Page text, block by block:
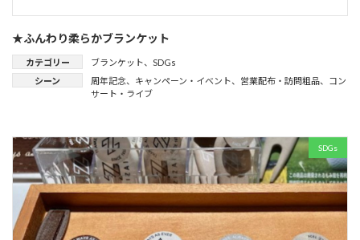
★ふんわり柔らかブランケット
カテゴリー ブランケット、 SDGs
シーン
周年記念、 キャンペーン・イベント、 営業配布・訪問粗品、 コン
サート・ライブ
SDGs